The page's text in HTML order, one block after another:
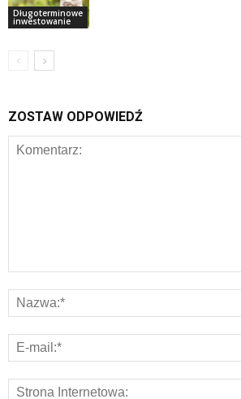
Długoterminowe
inwestowanie
ZOSTAW ODPOWIEDŹ